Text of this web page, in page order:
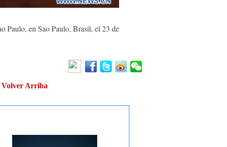
Paulo, en Sao Paulo, Brasil, el 23 de
Volver Arriba